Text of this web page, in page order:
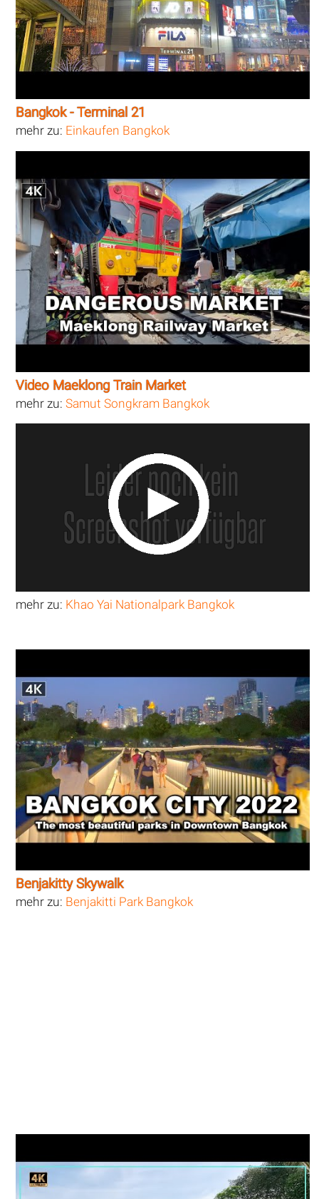
Bangkok - Terminal 21
mehr zu: Einkaufen Bangkok
Video Maeklong Train Market
mehr zu:Samut Songkram Bangkok
mehr zu: Khao Yai Nationalpark Bangkok
Benjakitty Skywalk
mehr zu: Benjakitti Park Bangkok